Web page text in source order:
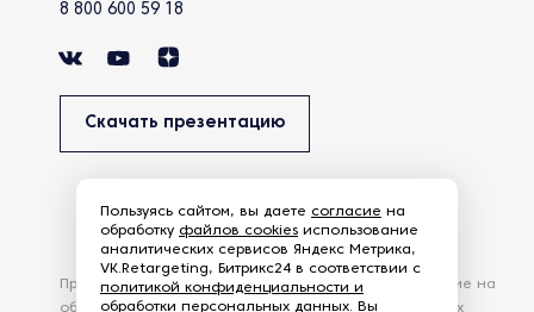
8 800 600 59 18
Скачать презентацию
Продолжая использовать наш сайт, вы даете согласие на
обработку файлов Cookies и других пользовательских
Пользуясь сайтом, вы даете согласие на
обработку файлов cookies использование
аналитических сервисов Яндекс Метрика,
VK.Retargeting, Битрикс24 в соответствии с
политикой конфиденциальности и
обработки персональных данных. Вы